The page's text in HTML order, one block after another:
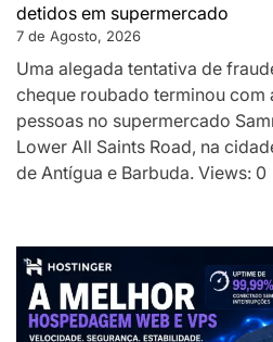
detidos em supermercado
7 de Agosto, 2026
Uma alegada tentativa de
cheque roubado terminou com
pessoas no supermercado
Lower All Saints Road, na
de Antígua e Barbuda. Views: 0